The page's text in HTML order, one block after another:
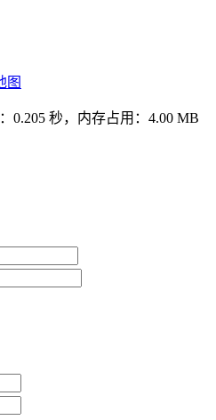
图
0.205 秒，内存占用：4.00 MB